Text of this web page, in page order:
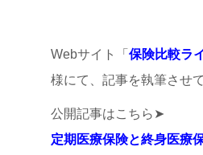
Webサイト「保険比較ラ
様にて、記事を執筆させ
公開記事はこちら➤
定期医療保険と終身医療